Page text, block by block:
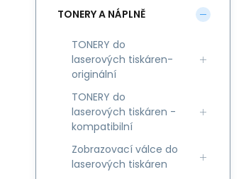
TONERY A NÁPLNĚ
TONERY do
laserových tiskáren-
originální
TONERY do
laserových tiskáren -
kompatibilní
Zobrazovací válce do
laserových tiskáren